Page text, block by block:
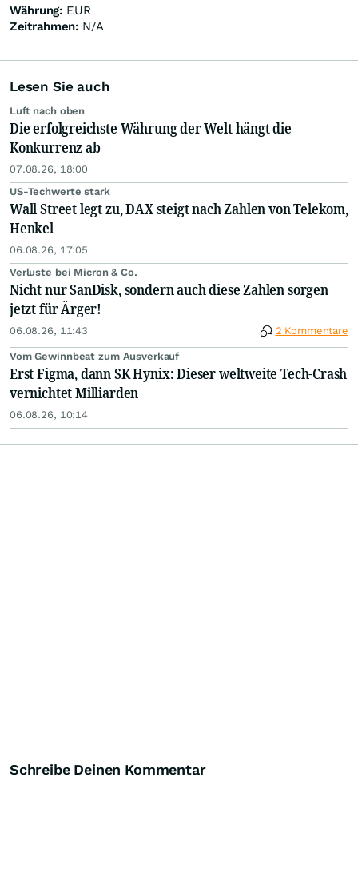
Währung: EUR
Zeitrahmen: N/A
Lesen Sie auch
Luft nach oben
Die erfolgreichste Währung der Welt hängt die
Konkurrenz ab
07.08.26, 18:00
US-Techwerte stark
Wall Street legt zu, DAX steigt nach Zahlen von Telekom,
Henkel
06.08.26, 17:05
Verluste bei Micron & Co.
Nicht nur SanDisk, sondern auch diese Zahlen sorgen
jetzt für Ärger!
06.08.26, 11:43 2 Kommentare
Vom Gewinnbeat zum Ausverkauf
Erst Figma, dann SK Hynix: Dieser weltweite Tech-Crash
vernichtet Milliarden
06.08.26, 10:14
Schreibe Deinen Kommentar